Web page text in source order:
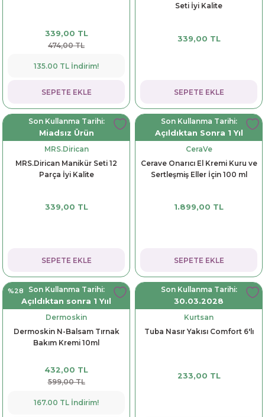
339,00 TL
474,00 TL
135.00 TL İndirim!
SEPETE EKLE
Seti İyi Kalite
339,00 TL
SEPETE EKLE
Son Kullanma Tarihi:
Miadsız Ürün
MRS.Dirican
MRS.Dirican Manikür Seti 12
Parça İyi Kalite
339,00 TL
SEPETE EKLE
Son Kullanma Tarihi:
Açıldıktan Sonra 1 Yıl
CeraVe
Cerave Onarıcı El Kremi Kuru ve
Sertleşmiş Eller İçin 100 ml
1.899,00 TL
SEPETE EKLE
%28
Son Kullanma Tarihi:
Açıldıktan sonra 1 Yııl
Dermoskin
Dermoskin N-Balsam Tırnak
Bakım Kremi 10ml
432,00 TL
599,00 TL
167.00 TL İndirim!
Son Kullanma Tarihi:
30.03.2028
Kurtsan
Tuba Nasır Yakısı Comfort 6'lı
233,00 TL